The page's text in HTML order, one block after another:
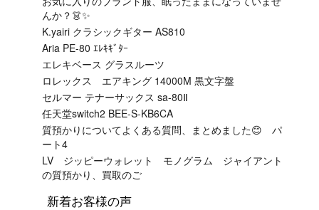
んか？👗✨
K.yairi クラシックギター AS810
Aria PE-80 ｴﾚｷｷﾞﾀｰ
エレキベース グラスルーツ
ロレックス エアキング 14000M 黒文字盤
セルマー テナーサックス sa-80Ⅱ
任天堂switch2 BEE-S-KB6CA
質預かりについてよくある質問、まとめました😊 パ
ート4
LV ジッピーウォレット モノグラム ジャイアント
の質預かり、買取のご
新着お客様の声